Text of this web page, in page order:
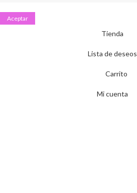
Aceptar
Tienda
Lista de deseos
Carrito
Mi cuenta